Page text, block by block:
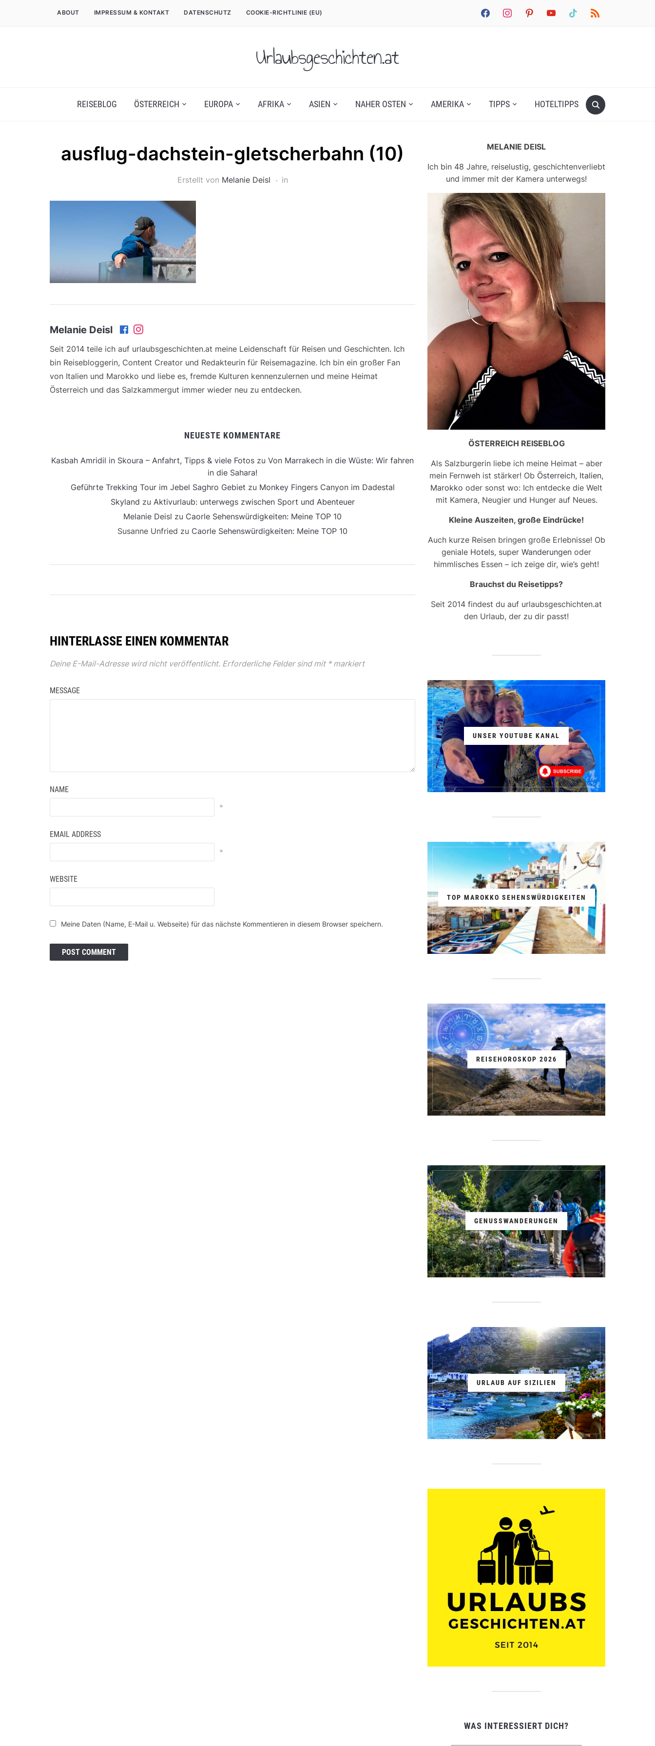
facebookinstagrampinterestyoutube tiktok rss
ABOUT IMPRESSUM & KONTAKT DATENSCHUTZ COOKIE-RICHTLINIE (EU)
Urlaubsgeschichten.at
REISEBLOG ÖSTERREICH EUROPA AFRIKA ASIEN NAHER OSTEN AMERIKA TIPPS HOTELTIPPS
ausflug-dachstein-gletscherbahn (10)
Erstellt von Melanie Deisl in
Melanie Deisl
Seit 2014 teile ich auf urlaubsgeschichten.at meine Leidenschaft für Reisen und Geschichten. Ich
bin Reisebloggerin, Content Creator und Redakteurin für Reisemagazine. Ich bin ein großer Fan
von Italien und Marokko und liebe es, fremde Kulturen kennenzulernen und meine Heimat
Österreich und das Salzkammergut immer wieder neu zu entdecken.
NEUESTE KOMMENTARE
Kasbah Amridil in Skoura – Anfahrt, Tipps & viele Fotos zu Von Marrakech in die Wüste: Wir fahren
in die Sahara!
Geführte Trekking Tour im Jebel Saghro Gebiet zu Monkey Fingers Canyon im Dadestal
Skyland zu Aktivurlaub: unterwegs zwischen Sport und Abenteuer
Melanie Deisl zu Caorle Sehenswürdigkeiten: Meine TOP 10
Susanne Unfried zu Caorle Sehenswürdigkeiten: Meine TOP 10
HINTERLASSE EINEN KOMMENTAR
Deine E-Mail-Adresse wird nicht veröffentlicht. Erforderliche Felder sind mit *markiert
MESSAGE
NAME
*
EMAIL ADDRESS
*
WEBSITE
Meine Daten (Name, E-Mail u. Webseite) für das nächste Kommentieren in diesem Browser speichern.
MELANIE DEISL
Ich bin 48 Jahre, reiselustig, geschichtenverliebt
und immer mit der Kamera unterwegs!
ÖSTERREICH REISEBLOG
Als Salzburgerin liebe ich meine Heimat – aber
mein Fernweh ist stärker! Ob Österreich, Italien,
Marokko oder sonst wo: Ich entdecke die Welt
mit Kamera, Neugier und Hunger auf Neues.
Kleine Auszeiten, große Eindrücke!
Auch kurze Reisen bringen große Erlebnisse! Ob
geniale Hotels, super Wanderungen oder
himmlisches Essen – ich zeige dir, wie’s geht!
Brauchst du Reisetipps?
Seit 2014 findest du auf urlaubsgeschichten.at
den Urlaub, der zu dir passt!
UNSER YOUTUBE KANAL
TOP MAROKKO SEHENSWÜRDIGKEITEN
REISEHOROSKOP 2026
GENUSSWANDERUNGEN
URLAUB AUF SIZILIEN
WAS INTERESSIERT DICH?